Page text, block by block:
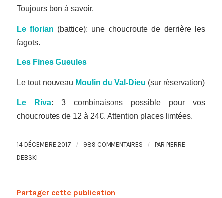
Toujours bon à savoir.
Le florian (battice): une choucroute de derrière les
fagots.
Les Fines Gueules
Le tout nouveau Moulin du Val-Dieu (sur réservation)
Le Riva: 3 combinaisons possible pour vos
choucroutes de 12 à 24€. Attention places limtées.
14 DÉCEMBRE 2017 / 989 COMMENTAIRES / PAR PIERRE
DEBSKI
Partager cette publication